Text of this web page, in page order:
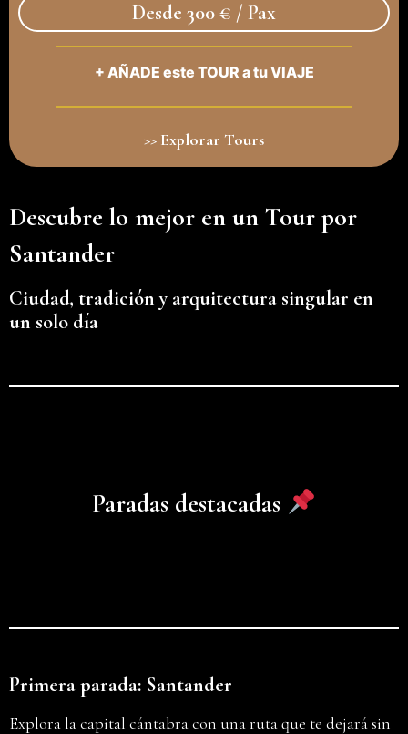
Desde 300 € / Pax
+ AÑADE este TOUR a tu VIAJE
>> Explorar Tours
Descubre lo mejor en un Tour por
Santander
Ciudad, tradición y arquitectura singular en
un solo día
Paradas destacadas
Primera parada: Santander
Explora la capital cántabra con una ruta que te dejará sin